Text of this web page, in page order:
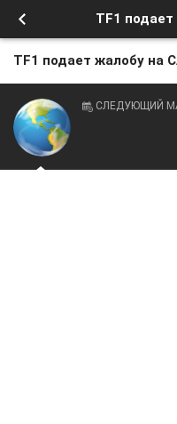
TF1 подает
TF1 подает жалобу на
СЛЕДУЮЩИЙ